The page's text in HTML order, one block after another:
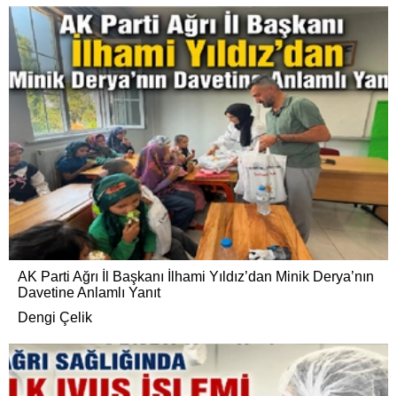
AK Parti Ağrı İl Başkanı İlhami Yıldız’dan Minik Derya’nın
Davetine Anlamlı Yanıt
Dengi Çelik